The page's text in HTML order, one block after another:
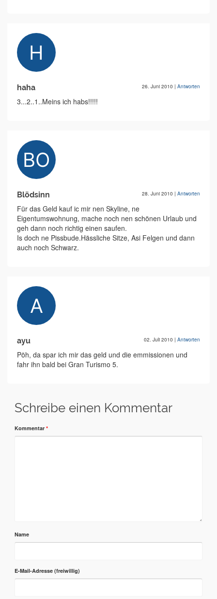
haha 26. Juni 2010 | Antworten
3...2..1..Meins ich habs!!!!!
Blödsinn 28. Juni 2010 | Antworten
Für das Geld kauf ic mir nen Skyline, ne
Eigentumswohnung, mache noch nen schönen Urlaub und
geh dann noch richtig einen saufen.
Is doch ne Pissbude.Hässliche Sitze, Asi Felgen und dann
auch noch Schwarz.
ayu 02. Juli 2010 | Antworten
Pöh, da spar ich mir das geld und die emmissionen und
fahr ihn bald bei Gran Turismo 5.
Schreibe einen Kommentar
Kommentar *
Name
E-Mail-Adresse